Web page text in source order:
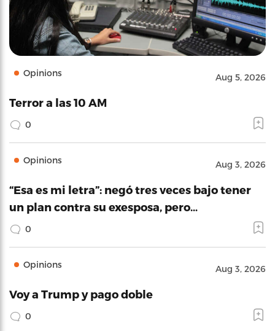
Opinions Aug 5, 2026
Terror a las 10 AM
0
Opinions Aug 3, 2026
“Esa es mi letra”: negó tres veces bajo tener
un plan contra su exesposa, pero…
0
Opinions Aug 3, 2026
Voy a Trump y pago doble
0